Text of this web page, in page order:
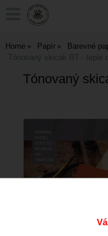
Home Papír
Barevné
Tónovaný skicák RT - teplé
Tónovaný